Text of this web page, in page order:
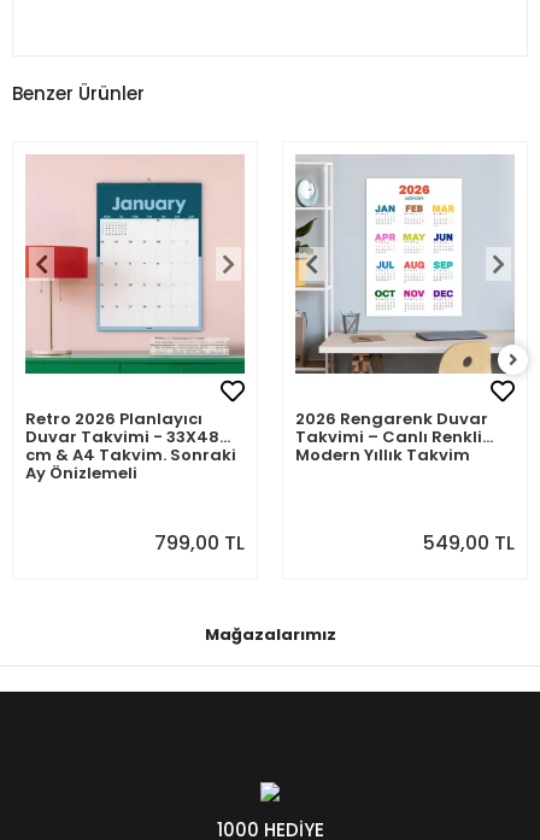
Benzer Ürünler
Retro 2026 Planlayıcı
Duvar Takvimi - 33X48
cm & A4 Takvim. Sonraki
Ay Önizlemeli
799,00 TL
2026 Rengarenk Duvar
Takvimi – Canlı Renkli
Modern Yıllık Takvim
549,00 TL
Mağazalarımız
1000 HEDİYE